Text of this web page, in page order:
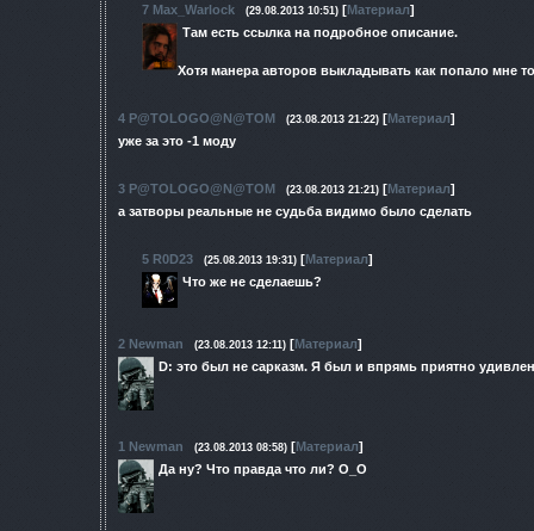
7 Max_Warlock (29.08.2013 10:51) [Материал]
Там есть ссылка на подробное описание.
Хотя манера авторов выкладывать как попало мне
4 P@TOLOGO@N@TOM (23.08.2013 21:22) [Материал]
уже за это -1 моду
3 P@TOLOGO@N@TOM (23.08.2013 21:21) [Материал]
а затворы реальные не судьба видимо было сделать
5 R0D23 (25.08.2013 19:31) [Материал]
Что же не сделаешь?
2 Newman (23.08.2013 12:11) [Материал]
D: это был не сарказм. Я был и впрямь приятно
1 Newman (23.08.2013 08:58) [Материал]
Да ну? Что правда что ли? О_О